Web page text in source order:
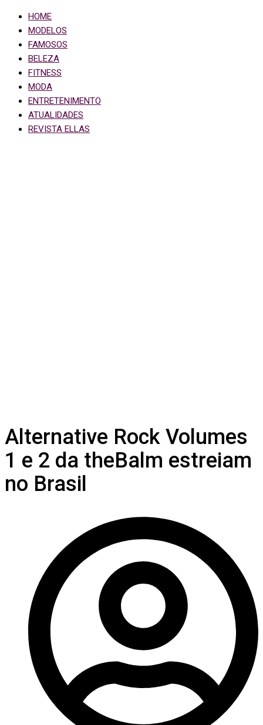
HOME
MODELOS
FAMOSOS
BELEZA
FITNESS
MODA
ENTRETENIMENTO
ATUALIDADES
REVISTA ELLAS
Alternative Rock Volumes
1 e 2 da theBalm estreiam
no Brasil